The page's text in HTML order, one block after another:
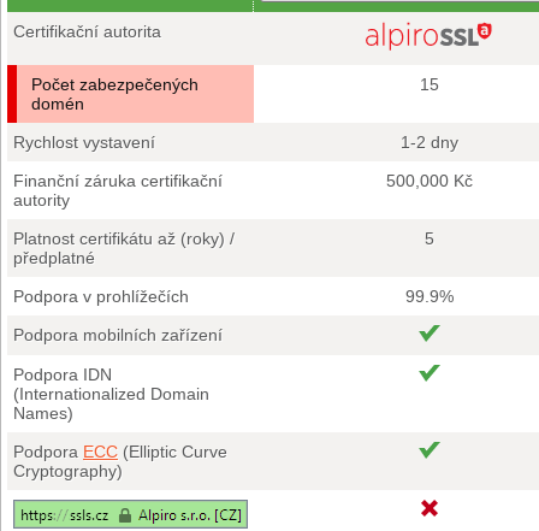
Certifikační autorita
Počet zabezpečených
domén
15
Rychlost vystavení
1-2 dny
Finanční záruka certifikační
autority
500,000 Kč
Platnost certifikátu až (roky) /
předplatné
5
Podpora v prohlížečích
99.9%
Podpora mobilních zařízení
Podpora IDN
(Internationalized Domain
Names)
Podpora ECC (Elliptic Curve
Cryptography)